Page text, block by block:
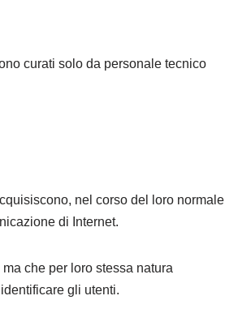
curati solo da personale tecnico
nel corso del loro normale
di Internet.
che per loro stessa natura
gli utenti.